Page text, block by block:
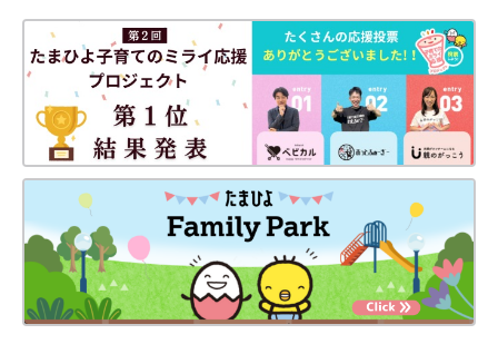
子どもが自分で学ぶ意識が育つ